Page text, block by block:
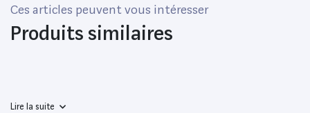
Ces articles peuvent vous intéresser
Produits similaires
Lire la suite